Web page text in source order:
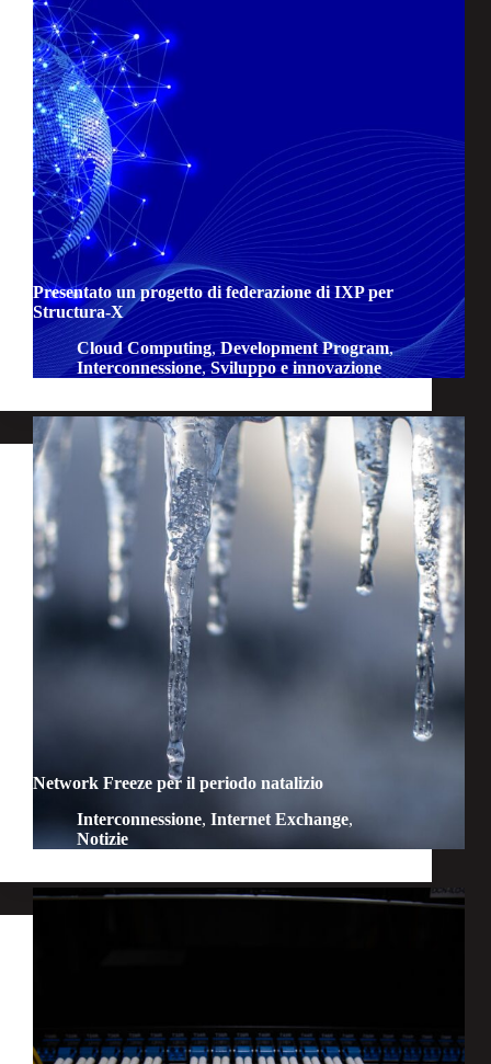
Presentato un progetto di federazione di IXP per
Structura-X
Cloud Computing,Development Program,
Interconnessione,Sviluppo e innovazione
Network Freeze per il periodo natalizio
Interconnessione, Internet Exchange,
Notizie